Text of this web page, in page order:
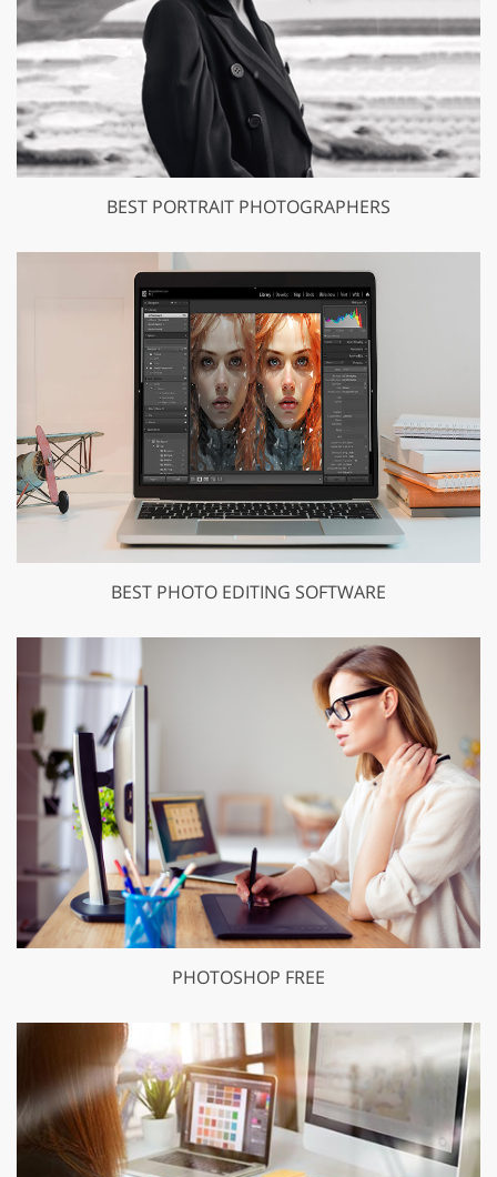
BEST PORTRAIT PHOTOGRAPHERS
BEST PHOTO EDITING SOFTWARE
PHOTOSHOP FREE